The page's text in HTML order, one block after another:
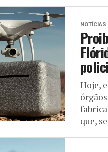
NOTÍCIAS
Hoje,
que,